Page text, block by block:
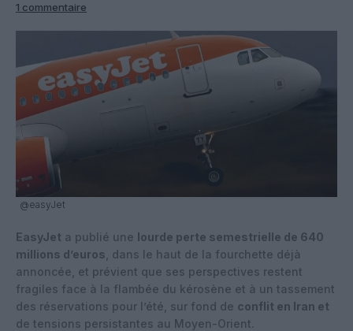
1 commentaire
@easyJet
EasyJet a publié une lourde perte semestrielle de 640
millions d’euros , dans le haut de la fourchette déjà
annoncée, et prévient que ses perspectives restent
fragiles face à la flambée du kérosène et à un tassement
des réservations pour l’été, sur fond de conflit en Iran et
de tensions persistantes au Moyen-Orient.